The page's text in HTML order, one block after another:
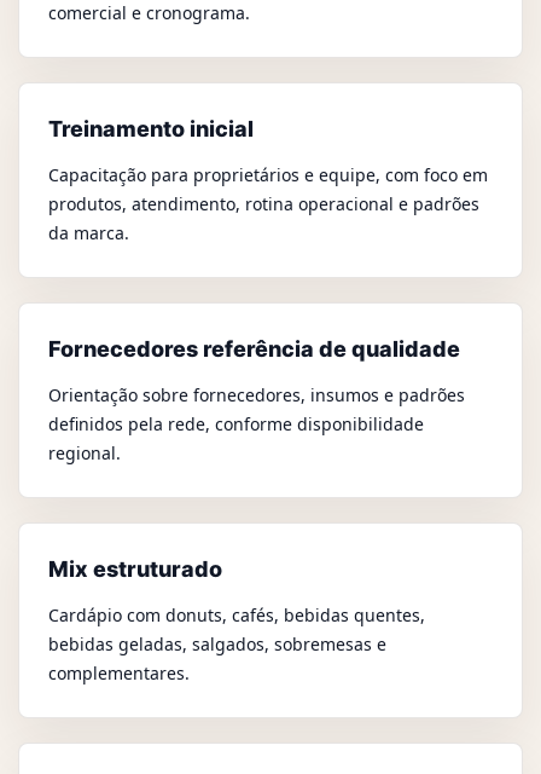
comercial e cronograma.
Treinamento inicial
Capacitação para proprietários e equipe, com foco em
produtos, atendimento, rotina operacional e padrões
da marca.
Fornecedores referência de qualidade
Orientação sobre fornecedores, insumos e padrões
definidos pela rede, conforme disponibilidade
regional.
Mix estruturado
Cardápio com donuts, cafés, bebidas quentes,
bebidas geladas, salgados, sobremesas e
complementares.